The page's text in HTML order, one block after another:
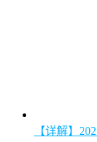
【详解】